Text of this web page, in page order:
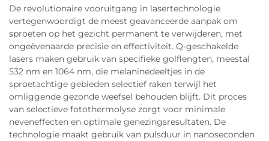
De revolutionaire vooruitgang in lasertechnologie
vertegenwoordigt de meest geavanceerde aanpak om
sproeten op het gezicht permanent te verwijderen, met
ongeëvenaarde precisie en effectiviteit. Q-geschakelde
lasers maken gebruik van specifieke golflengten, meestal
532 nm en 1064 nm, die melaninedeeltjes in de
sproetachtige gebieden selectief raken terwijl het
omliggende gezonde weefsel behouden blijft. Dit proces
van selectieve fotothermolyse zorgt voor minimale
neveneffecten en optimale genezingsresultaten. De
technologie maakt gebruik van pulsduur in nanoseconden